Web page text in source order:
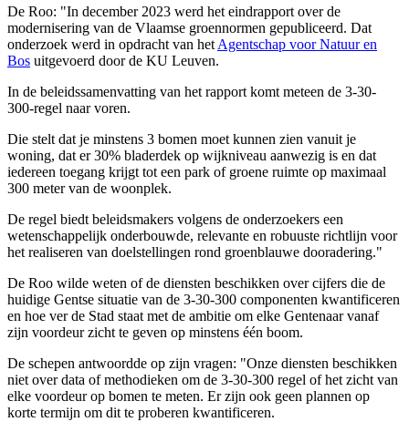
De Roo: "In december 2023 werd het eindrapport over de
modernisering van de Vlaamse groennormen gepubliceerd. Dat
onderzoek werd in opdracht van het Agentschap voor Natuur en
Bos uitgevoerd door de KU Leuven.
In de beleidssamenvatting van het rapport komt meteen de 3-30-
300-regel naar voren.
Die stelt dat je minstens 3 bomen moet kunnen zien vanuit je
woning, dat er 30% bladerdek op wijkniveau aanwezig is en dat
iedereen toegang krijgt tot een park of groene ruimte op maximaal
300 meter van de woonplek.
De regel biedt beleidsmakers volgens de onderzoekers een
wetenschappelijk onderbouwde, relevante en robuuste richtlijn voor
het realiseren van doelstellingen rond groenblauwe dooradering."
De Roo wilde weten of de diensten beschikken over cijfers die de
huidige Gentse situatie van de 3-30-300 componenten kwantificeren
en hoe ver de Stad staat met de ambitie om elke Gentenaar vanaf
zijn voordeur zicht te geven op minstens één boom.
De schepen antwoordde op zijn vragen: "Onze diensten beschikken
niet over data of methodieken om de 3-30-300 regel of het zicht van
elke voordeur op bomen te meten. Er zijn ook geen plannen op
korte termijn om dit te proberen kwantificeren.